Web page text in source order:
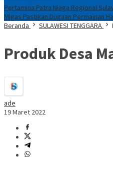
Pertamina Patra Niaga Regional
Migas Pastikan Dugaan Permainan
Beranda
SULAWESI TENGGARA
Produk Desa
ade
19 Maret 2022